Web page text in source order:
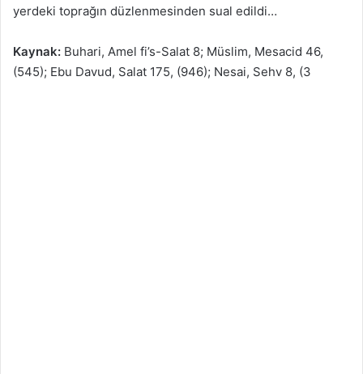
yerdeki toprağın düzlenmesinden sual edildi…
Kaynak: Buhari, Amel fi’s-Salat 8; Müslim, Mesacid 46,
(545); Ebu Davud, Salat 175, (946); Nesai, Sehv 8, (3